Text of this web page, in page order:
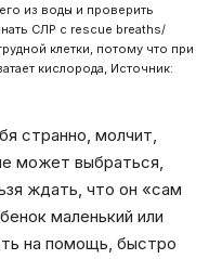
из воды и проверить
СЛР с rescue breaths/
клетки, потому что при
кислорода, Источник:
странно, молчит,
может выбраться,
ждать, что он «сам
маленький или
на помощь, быстро